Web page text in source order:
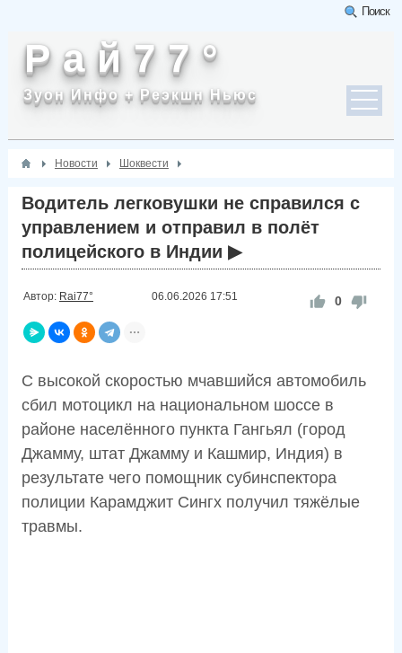
Поиск
Р а й 7 7 °
Зуон Инфо + Реэкшн Ньюс
Новости Шоквести
Водитель легковушки не справился с
управлением и отправил в полёт
полицейского в Индии ▶
Автор: Rai77° 06.06.2026 17:51 0
С высокой скоростью мчавшийся автомобиль
сбил мотоцикл на национальном шоссе в
районе населённого пункта Гангьял (город
Джамму, штат Джамму и Кашмир, Индия) в
результате чего помощник субинспектора
полиции Карамджит Сингх получил тяжёлые
травмы.